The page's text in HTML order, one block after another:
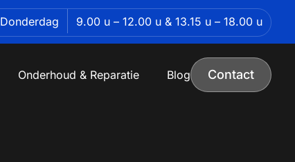
Donderdag 9.00 u – 12.00 u & 13.15 u – 18.00 u
Onderhoud & Reparatie Blog Contact